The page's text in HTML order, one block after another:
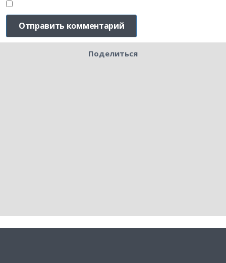
Поделиться